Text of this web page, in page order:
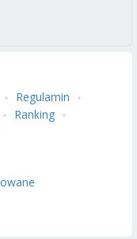
Regulamin
Ranking